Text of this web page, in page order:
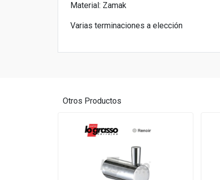
Material: Zamak
Varias terminaciones a elección
Otros Productos